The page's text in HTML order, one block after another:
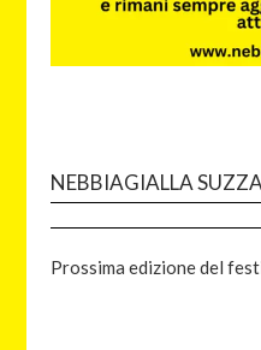
NEBBIAGIALLA
Prossima edizione del